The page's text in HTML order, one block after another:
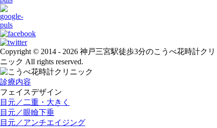
Copyright © 2014 - 2026 神戸三宮駅徒歩3分のこうべ花時計クリ
ニック All rights reserved.
診療内容
フェイスデザイン
目元／二重・大きく
目元／眼瞼下垂
目元／アンチエイジング